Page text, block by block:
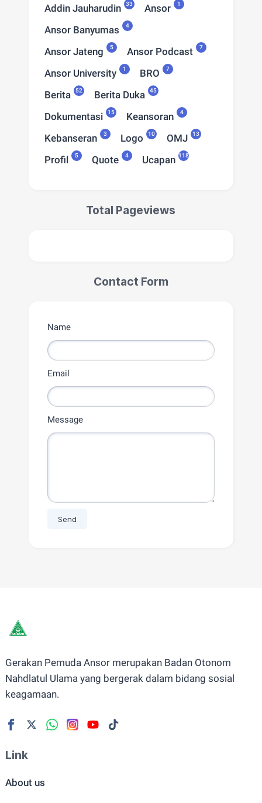
Addin Jauharudin 33 Ansor 1
Ansor Banyumas 4
Ansor Jateng 5 Ansor Podcast 7
Ansor University 1 BRO 7
Berita 52 Berita Duka 45
Dokumentasi 15 Keansoran 4
Kebanseran 3 Logo 10 OMJ 13
Profil 5 Quote 4 Ucapan 118
Total Pageviews
Contact Form
Name
Email
Message
Gerakan Pemuda Ansor merupakan Badan Otonom
Nahdlatul Ulama yang bergerak dalam bidang sosial
keagamaan.
Link
About us